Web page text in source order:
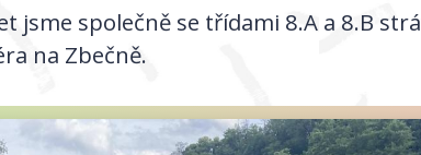
jsme společně se třídami 8.A a 8.B
na Zbečně.